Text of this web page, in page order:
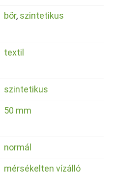
bőr, szintetikus
textil
szintetikus
50 mm
normál
mérsékelten vízálló